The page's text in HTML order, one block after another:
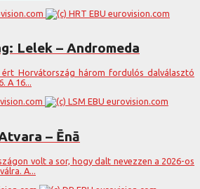
Lelek – Andromeda
Horvátország három fordulós dalválasztó
A 16...
– Ēnā
volt a sor, hogy dalt nevezzen a 2026-os
A...